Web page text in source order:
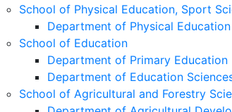
School of Physical Education, Sport
Department of Physical
School of Education
Department of Primary Education
Department of Education
School of Agricultural and Forestry